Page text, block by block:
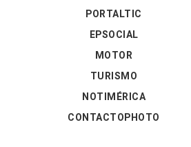
PORTALTIC
EPSOCIAL
MOTOR
TURISMO
NOTIMÉRICA
CONTACTOPHOTO